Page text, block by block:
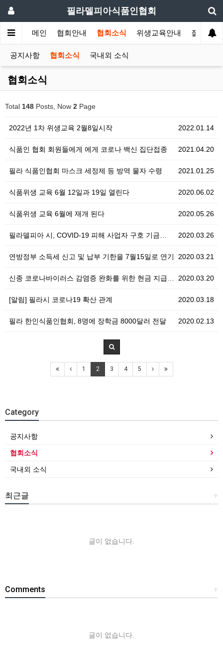
필라델피아식품인협회
메인 협회안내 협회소식 위생교육안내 질의답변
공지사항 협회소식 국내외 소식
협회소식
Total 148 Posts, Now 2 Page
2022.01.14
2022년 1차 위생교육 2월8일시작
2021.04.20
식품인 협회 회원들에게 에게 코로나 백신 집단접종
2021.01.25
필라 식품인협회 마스크 세정제 등 방역 물자 수령
2020.06.02
식품위생 교육 6월 12일과 19일 열린다
2020.05.26
식품위생 교육 6월에 재개 된다
2020.03.26
필라델피아 시, COVID-19 피해 사업자 구호 기금…
2020.03.21
연방정부 소득세 신고 및 납부 기한을 7월15일로 연기
2020.03.20
신종 코로나바이러스 감염증 완화를 위한 현금 지급 계획
2020.03.18
[알림] 필라시 코로나19 확산 관계
2020.02.13
필라 한인식품인협회, 8명에 장학금 8000달러 전달
1 2 3 4 5
Category
공지사항
협회소식
국내외 소식
+
최근글
글이 없습니다.
+
Comments
글이 없습니다.